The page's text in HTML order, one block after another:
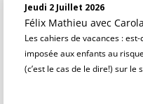
Jeudi 2 Juillet 2026
Félix Mathieu avec
Les cahiers de vacances :
imposée aux enfants au
(c’est le cas de le dire!) sur le